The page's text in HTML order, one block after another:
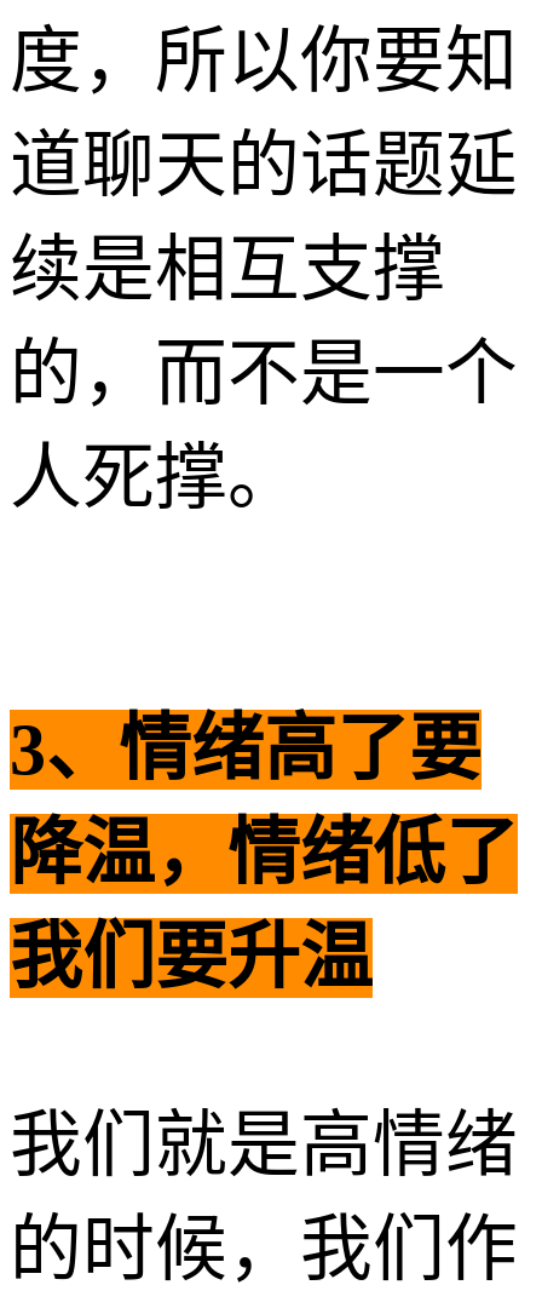
度，所以你要知
道聊天的话题延
续是相互支撑
的，而不是一个
人死撑。
3、情绪高了要
降温，情绪低了
我们要升温
我们就是高情绪
的时候，我们作